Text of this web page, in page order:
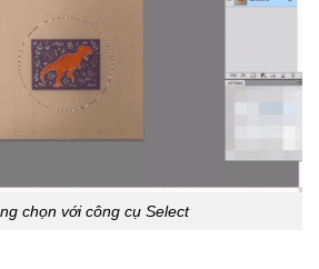
chọn với công cụ Select